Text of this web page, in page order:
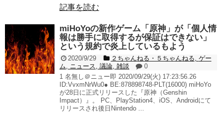
記事を読む
miHoYoの新作ゲーム「原神」が「個人情
報は勝手に取得するが保証はできない」
という規約で炎上しているもよう
2020/9/29 ２ちゃんねる・５ちゃんねる ゲー
ム
ニュース 議論 雑談
0
1 名無し＠ニュー即 2020/09/29(火) 17:23:56.26
ID:VvxmNrWu0● BE:878898748-PLT(16000) miHoYo
が28日に正式リリースした『原神（Genshin
Impact）』。 PC、PlayStation4、iOS、Androidにて
リリースされ後日Nintendo ...